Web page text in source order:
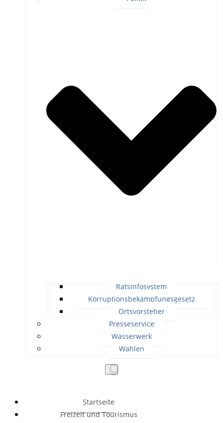
Ratsinfosystem
Korruptionsbekämpfungsgesetz
Ortsvorsteher
Presseservice
Wasserwerk
Wahlen
Startseite
Freizeit und Tourismus